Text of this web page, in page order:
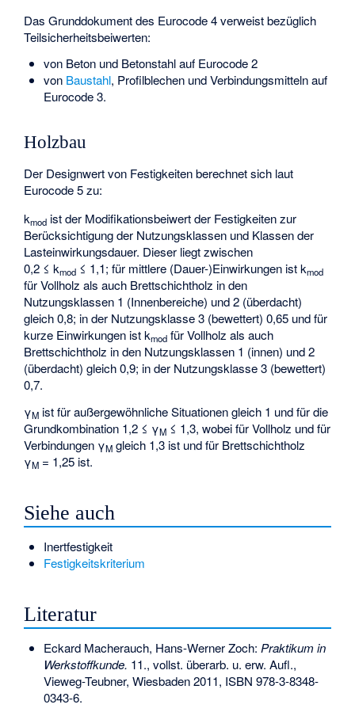
Das Grunddokument des Eurocode 4 verweist bezüglich
Teilsicherheitsbeiwerten:
von Beton und Betonstahl auf Eurocode 2
von Baustahl, Profilblechen und Verbindungsmitteln auf
Eurocode 3.
Holzbau
Der Designwert von Festigkeiten berechnet sich laut
Eurocode 5 zu:
kmod ist der Modifikationsbeiwert der Festigkeiten zur
Berücksichtigung der Nutzungsklassen und Klassen der
Lasteinwirkungsdauer. Dieser liegt zwischen
0,2 ≤ kmod ≤ 1,1; für mittlere (Dauer-)Einwirkungen ist kmod
für Vollholz als auch Brettschichtholz in den
Nutzungsklassen 1 (Innenbereiche) und 2 (überdacht)
gleich 0,8; in der Nutzungsklasse 3 (bewettert) 0,65 und für
kurze Einwirkungen ist kmod für Vollholz als auch
Brettschichtholz in den Nutzungsklassen 1 (innen) und 2
(überdacht) gleich 0,9; in der Nutzungsklasse 3 (bewettert)
0,7.
γM ist für außergewöhnliche Situationen gleich 1 und für die
Grundkombination 1,2 ≤ γM ≤ 1,3, wobei für Vollholz und für
Verbindungen γM gleich 1,3 ist und für Brettschichtholz
γM = 1,25 ist.
Siehe auch
Inertfestigkeit
Festigkeitskriterium
Literatur
Eckard Macherauch, Hans-Werner Zoch: Praktikum in
Werkstoffkunde. 11., vollst. überarb. u. erw. Aufl.,
Vieweg-Teubner, Wiesbaden 2011, ISBN 978-3-8348-
0343-6.